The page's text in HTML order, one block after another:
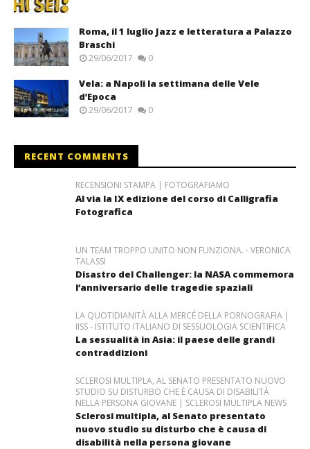
Roma, il 1 luglio Jazz e letteratura a Palazzo
Braschi
29/06/2017 0
Vela: a Napoli la settimana delle Vele
d’Epoca
29/06/2017 0
RECENT COMMENTS
RECENSIONI STAMPA | FOTOGRAFIAMO
Al via la IX edizione del corso di Calligrafia
Fotografica
UN TEAM TROPPO UNITO NON FUNZIONA. - VERONICA
TALASSI
Disastro del Challenger: la NASA commemora
l’anniversario delle tragedie spaziali
LA QUOTIDIANITÀ ALLA MERCÉ DELLA PORNOGRAFIA |
IISS - ISTITUTO ITALIANO DI SESSUOLOGIA SCIENTIFICA
La sessualità in Asia: il paese delle grandi
contraddizioni
SCLEROSI MULTIPLA, AL SENATO PRESENTATO NUOVO
STUDIO SU DISTURBO CHE È CAUSA DI DISABILITÀ
NELLA PERSONA GIOVANE | SCLEROSI MULTIPLA NEWS
Sclerosi multipla, al Senato presentato
nuovo studio su disturbo che è causa di
disabilità nella persona giovane